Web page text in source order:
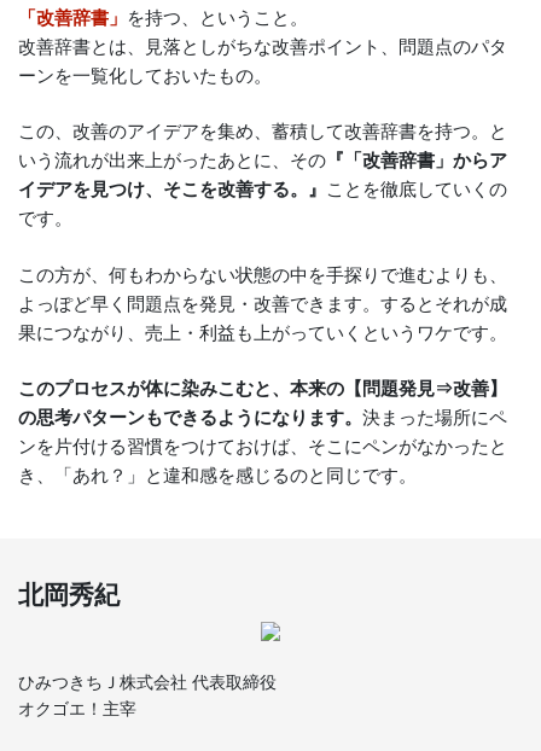
「改善辞書」 を持つ、ということ。
改善辞書とは、見落としがちな改善ポイント、問題点のパタ
ーンを一覧化しておいたもの。
この、改善のアイデアを集め、蓄積して改善辞書を持つ。と
いう流れが出来上がったあとに、その 『「改善辞書」からア
イデアを見つけ、そこを改善する。』 ことを徹底していくの
です。
この方が、何もわからない状態の中を手探りで進むよりも、
よっぽど早く問題点を発見・改善できます。するとそれが成
果につながり、売上・利益も上がっていくというワケです。
このプロセスが体に染みこむと、本来の【問題発見⇒改善】
の思考パターンもできるようになります。 決まった場所にペ
ンを片付ける習慣をつけておけば、そこにペンがなかったと
き、「あれ？」と違和感を感じるのと同じです。
北岡秀紀
ひみつきちＪ株式会社 代表取締役
オクゴエ！主宰